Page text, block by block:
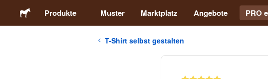
Produkte Muster Marktplatz Angebote PRO
T-Shirt selbst gestalten